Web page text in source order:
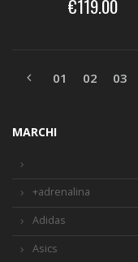
€119.00
01 02 03
MARCHI
+adrenalina
Adidas
Asics